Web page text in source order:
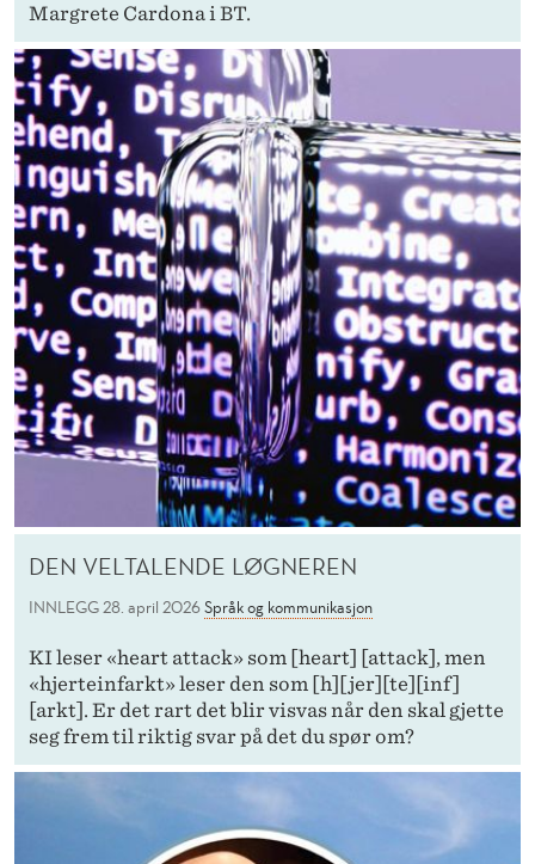
Margrete Cardona i BT.
DEN VELTALENDE LØGNEREN
INNLEGG28. april 2026Språk og kommunikasjon
KI leser «heart attack» som [heart] [attack], men
«hjerteinfarkt» leser den som [h][jer][te][inf]
[arkt]. Er det rart det blir visvas når den skal gjette
seg frem til riktig svar på det du spør om?